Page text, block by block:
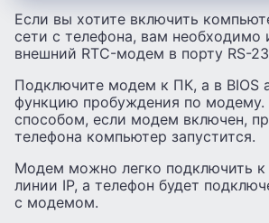
Если вы хотите включить
сети с телефона, вам необходимо
внешний RTC-модем в порту RS-
Подключите модем к ПК, а в BIOS
функцию пробуждения по модему.
способом, если модем включен,
телефона компьютер запустится.
Модем можно легко подключить к
линии IP, а телефон будет
с модемом.